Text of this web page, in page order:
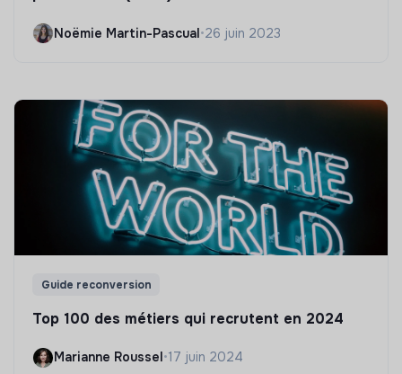
Noëmie Martin-Pascual•26 juin 2023
Guide reconversion
Top 100 des métiers qui recrutent en 2024
Marianne Roussel •17 juin 2024